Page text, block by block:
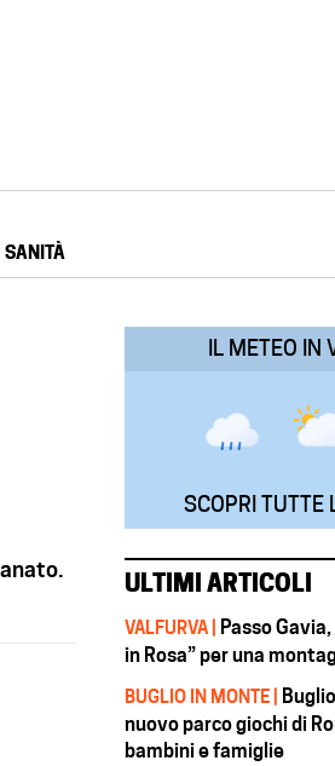
SANITÀ
IL METEO IN
SCOPRI TUTTE
ULTIMI ARTICOLI
VALFURVA | Passo
in Rosa” per una
BUGLIO IN MONTE |
nuovo parco giochi di
bambini e famiglie